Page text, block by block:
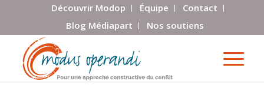
Découvrir Modop Équipe
Contact
Blog Médiapart
Nos soutiens